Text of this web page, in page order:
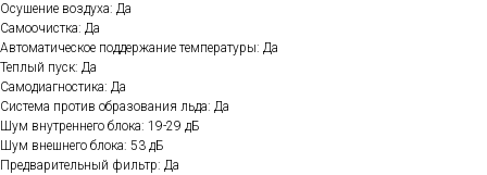
Осушение воздуха: Да
Самоочистка: Да
Автоматическое поддержание температуры: Да
Теплый пуск: Да
Самодиагностика: Да
Система против образования льда: Да
Шум внутреннего блока: 19-29 дБ
Шум внешнего блока: 53 дБ
Предварительный фильтр: Да